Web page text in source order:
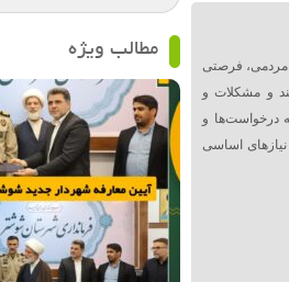
فرصتی
و مشکلات و
درخواست‌ها و
اساسی
مطالب ویژه